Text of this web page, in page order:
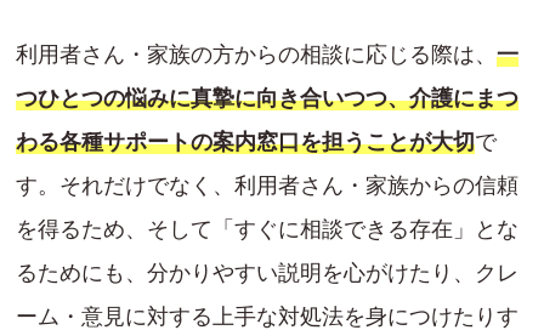
利用者さん・家族の方からの相談に応じる際は、 一
つひとつの悩みに真摯に向き合いつつ、介護にまつ
わる各種サポートの案内窓口を担うことが大切で
す。それだけでなく、利用者さん・家族からの信頼
を得るため、そして「すぐに相談できる存在」とな
るためにも、分かりやすい説明を心がけたり、クレ
ーム・意見に対する上手な対処法を身につけたりす